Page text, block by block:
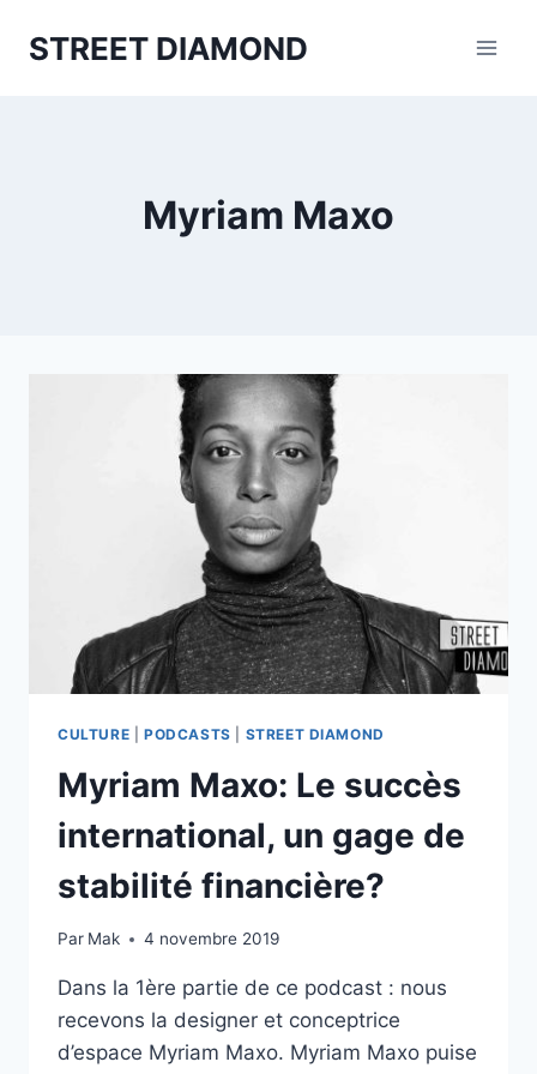
STREET DIAMOND
Myriam Maxo
CULTURE PODCASTS STREET DIAMOND
Myriam Maxo: Le succès
international, un gage de
stabilité financière?
Par Mak 4 novembre 2019
Dans la 1ère partie de ce podcast : nous
recevons la designer et conceptrice
d’espace Myriam Maxo. Myriam Maxo puise